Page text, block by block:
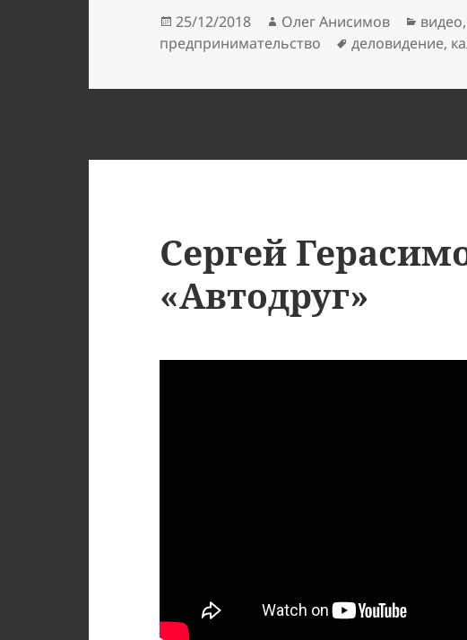
Опубликовано
25/12/2018 Автор
Олег Анисимов видео
предпринимательство
Метки
деловидение,
Сергей
«Автодруг»